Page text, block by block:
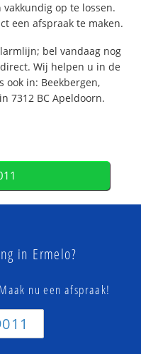
op te lossen.
een afspraak te maken.
bel vandaag nog
Wij helpen u in de
ook in: Beekbergen,
7312 BC Apeldoorn.
in Ermelo?
nu een afspraak!